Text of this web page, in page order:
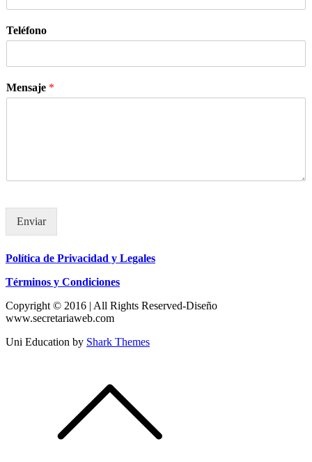
Teléfono
Mensaje *
Enviar
Política de Privacidad y Legales
Términos y Condiciones
Copyright © 2016 | All Rights Reserved-Diseño
www.secretariaweb.com
Uni Education by Shark Themes